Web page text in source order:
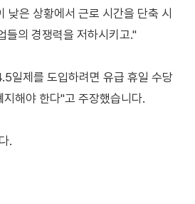
낮은 상황에서 근로 시간을 단축 시
들의 경쟁력을 저하시키고."
일제를 도입하려면 유급 휴일 수당
해야 한다"고 주장했습니다.
.